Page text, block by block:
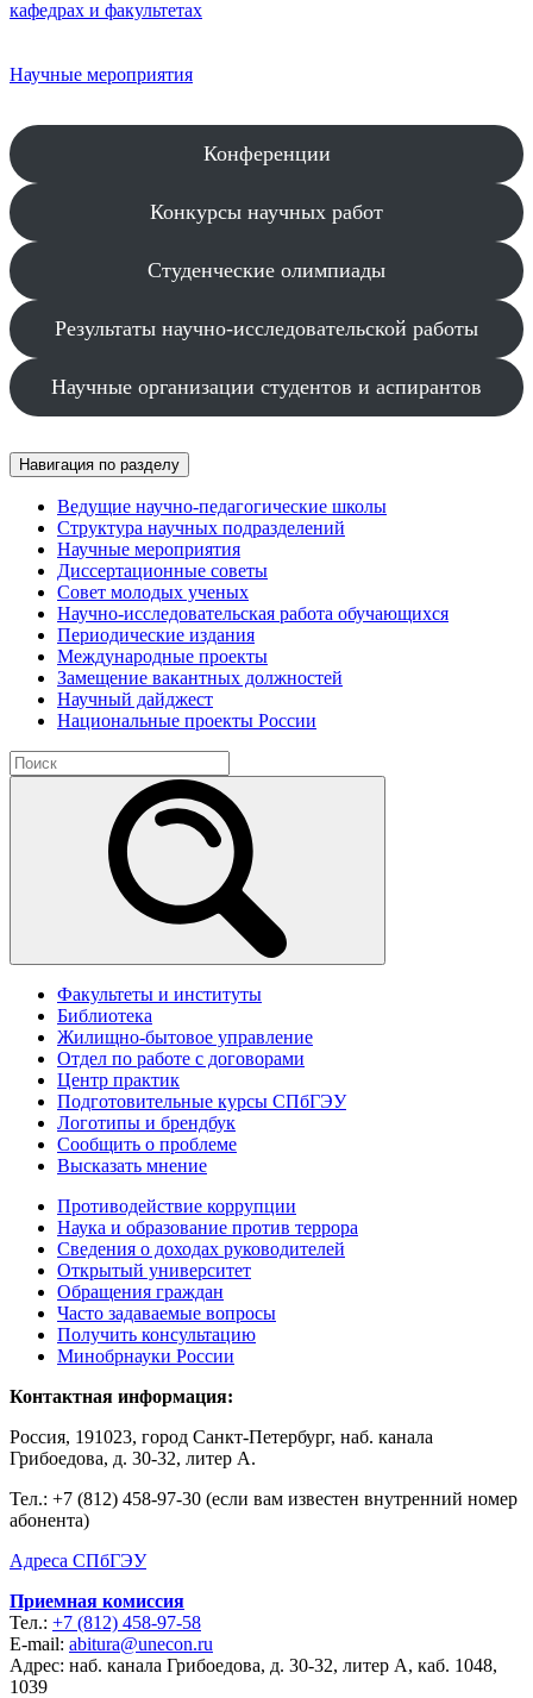
кафедрах и факультетах
Научные мероприятия
Конференции
Конкурсы научных работ
Студенческие олимпиады
Результаты научно-исследовательской работы
Научные организации студентов и аспирантов
Навигация по разделу
Ведущие научно-педагогические школы
Структура научных подразделений
Научные мероприятия
Диссертационные советы
Совет молодых ученых
Научно-исследовательская работа обучающихся
Периодические издания
Международные проекты
Замещение вакантных должностей
Научный дайджест
Национальные проекты России
Факультеты и институты
Библиотека
Жилищно-бытовое управление
Отдел по работе с договорами
Центр практик
Подготовительные курсы СПбГЭУ
Логотипы и брендбук
Сообщить о проблеме
Высказать мнение
Противодействие коррупции
Наука и образование против террора
Сведения о доходах руководителей
Открытый университет
Обращения граждан
Часто задаваемые вопросы
Получить консультацию
Минобрнауки России
Контактная информация:
Россия, 191023, город Санкт-Петербург, наб. канала
Грибоедова, д. 30-32, литер А.
Тел.: +7 (812) 458-97-30 (если вам известен внутренний номер
абонента)
Адреса СПбГЭУ
Приемная комиссия
Тел.: +7 (812) 458-97-58
E-mail: abitura@unecon.ru
Адрес: наб. канала Грибоедова, д. 30-32, литер А, каб. 1048,
1039